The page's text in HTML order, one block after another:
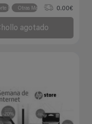
InglésOtras Marcas 0.00€
agotado